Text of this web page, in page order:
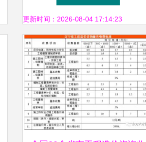
态势良好
更新时间：2026-08-04 17:14:23